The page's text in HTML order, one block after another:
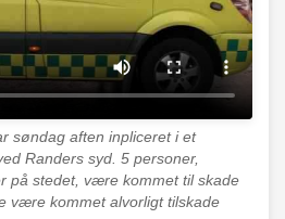
søndag aften inpliceret i et
Randers syd. 5 personer,
på stedet, være kommet til skade
være kommet alvorligt tilskade